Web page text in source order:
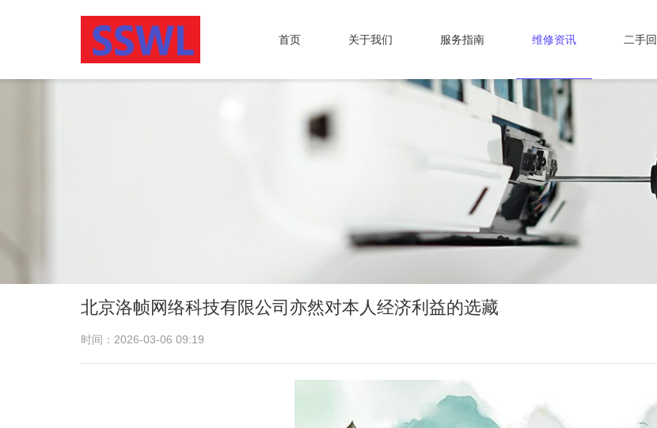
首页 关于我们 服务指南 维修资讯 二手
北京洛帧网络科技有限公司亦然对本人经济利益的选藏
时间：2026-03-06 09:19